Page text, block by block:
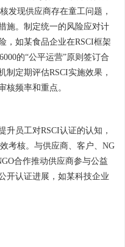
发现供应商存在童工问题，
施。制定统一的风险应对计
，如某食品企业在RSCI框架
的“公平运营”原则签订合
制定期评估RSCI实施效果，
核频率和重点。
升员工对RSCI认证的认知，
考核。与供应商、客户、NG
合作推动供应商参与公益
开认证进展，如某科技企业